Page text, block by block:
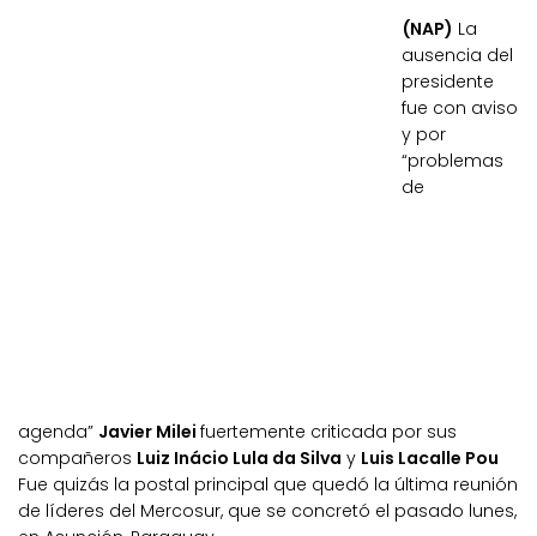
(NAP) La
ausencia del
presidente
fue con aviso
y por
“problemas
de
agenda” Javier Milei fuertemente criticada por sus
compañeros Luiz Inácio Lula da Silva y Luis Lacalle Pou
Fue quizás la postal principal que quedó la última reunión
de líderes del Mercosur, que se concretó el pasado lunes,